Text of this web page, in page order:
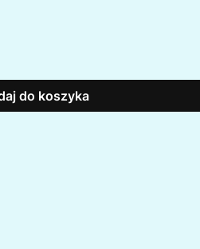
do koszyka